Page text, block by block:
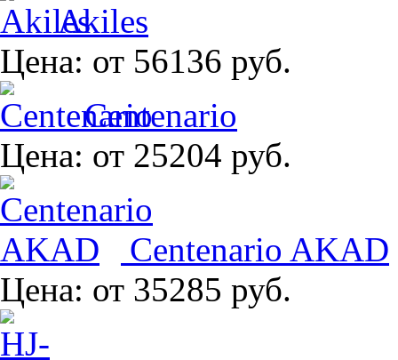
Akiles
Цена: от 56136 руб.
Centenario
Цена: от 25204 руб.
Centenario AKAD
Цена: от 35285 руб.